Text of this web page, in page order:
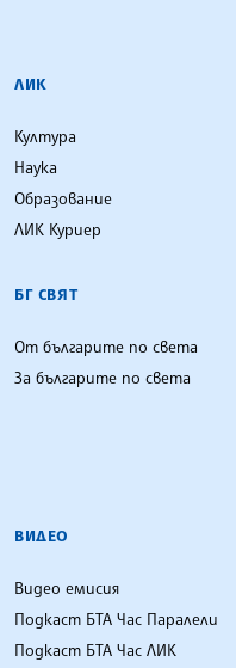
ЛИК
Култура
Наука
Образование
ЛИК Куриер
БГ СВЯТ
От българите по света
За българите по света
ВИДЕО
Видео емисия
Подкаст БТА Час Паралели
Подкаст БТА Час ЛИК